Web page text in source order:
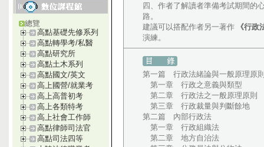
總覽
高點基礎先修系列
高點轉學考/私醫
高點研究所
高點土木系列
高點國文/英文
高上國營/就業考
高上高普初考
高上各類特考
高上社會工作師
高點律師司法官
高點司法四等
四、作者了解讀者準備考試期間的
路。
建議可以搭配作者另一著作
《行
演練。
第一篇 行政法緒論與一般原理原
第一章 行政之意義與類型
第二章 行政法之一般原理原則
第三章 行政裁量與判斷餘地
第二篇 內部行政法
第一章 行政組織法
第二章 地方自治法